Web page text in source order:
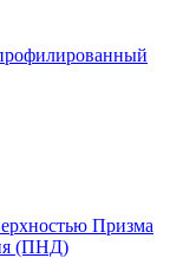
Призма
(ПНД)